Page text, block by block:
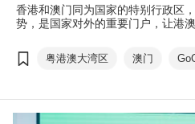
香港和澳门同为国家的特别行政区
势，是国家对外的重要门户，让港
遇，香港贸发局与澳门招商局共同
站＂，为有意拓展澳门市场的港商
粤港澳大湾区 澳门